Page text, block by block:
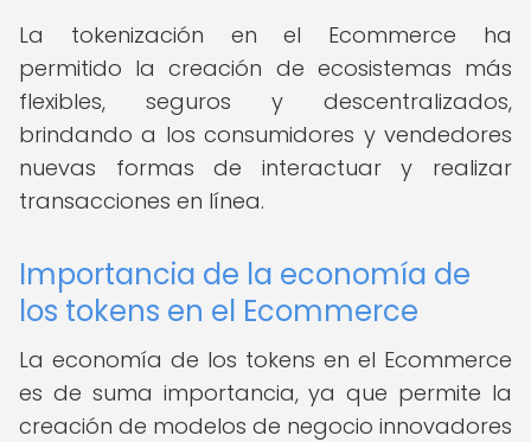
La tokenización en el Ecommerce ha
permitido la creación de ecosistemas más
flexibles, seguros y descentralizados,
brindando a los consumidores y vendedores
nuevas formas de interactuar y realizar
transacciones en línea.
Importancia de la economía de
los tokens en el Ecommerce
La economía de los tokens en el Ecommerce
es de suma importancia, ya que permite la
creación de modelos de negocio innovadores